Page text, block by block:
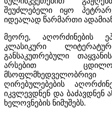
შეუძლებელი იყო
იდეალად წარმართი
მეორე, აღორძინების
კლასიკური
განსაკუთრებული
არსებით
ღირებულებების
იკვლევდნენ და ბაძავდნენ
ხელოვნების ნიმუშებს.